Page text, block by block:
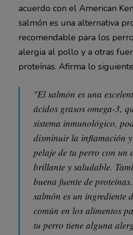
acuerdo con el American
salmón es una alternativa
recomendable para los
alergia al pollo y a otras
proteínas. Afirma lo
"El salmón es una
ácidos grasos omega-3,
sistema inmunológico,
disminuir la inflamación
pelaje de tu perro con un
brillante y saludable.
buena fuente de
salmón es un ingrediente
común en los alimentos
tu perro tiene alguna